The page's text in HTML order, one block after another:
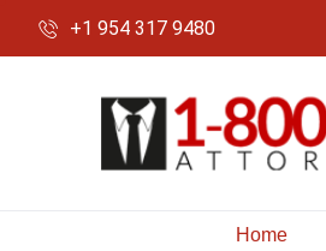
+1 954 317 9480
Home